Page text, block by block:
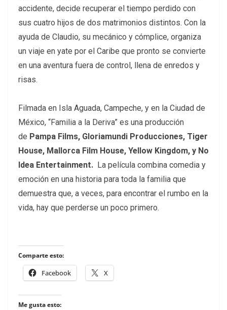
accidente, decide recuperar el tiempo perdido con
sus cuatro hijos de dos matrimonios distintos. Con la
ayuda de Claudio, su mecánico y cómplice, organiza
un viaje en yate por el Caribe que pronto se convierte
en una aventura fuera de control, llena de enredos y
risas.
Filmada en Isla Aguada, Campeche, y en la Ciudad de
México, “Familia a la Deriva” es una producción
de Pampa Films, Gloriamundi Producciones, Tiger
House, Mallorca Film House, Yellow Kingdom, y No
Idea Entertainment. La película combina comedia y
emoción en una historia para toda la familia que
demuestra que, a veces, para encontrar el rumbo en la
vida, hay que perderse un poco primero.
Comparte esto:
Facebook X
Me gusta esto: